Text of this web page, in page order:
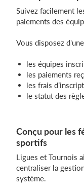
Suivez facilement
paiements des
Vous disposez
les équipes
les paiements
les frais
le statut des
Conçu pour les
sportifs
Ligues et Tournois
centraliser la
système.